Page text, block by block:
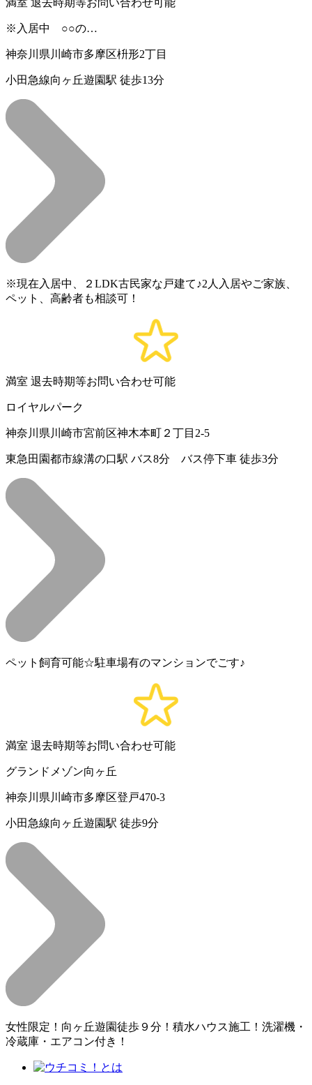
※入居中 ○○の…
神奈川県川崎市多摩区枡形2丁目
小田急線向ヶ丘遊園駅 徒歩13分
※現在入居中、２LDK古民家な戸建て♪2人入居やご家族、
ペット、高齢者も相談可！
満室 退去時期等お問い合わせ可能
ロイヤルパーク
神奈川県川崎市宮前区神木本町２丁目2-5
東急田園都市線溝の口駅 バス8分 バス停下車 徒歩3分
ペット飼育可能☆駐車場有のマンションでごす♪
満室 退去時期等お問い合わせ可能
グランドメゾン向ヶ丘
神奈川県川崎市多摩区登戸470-3
小田急線向ヶ丘遊園駅 徒歩9分
女性限定！向ヶ丘遊園徒歩９分！積水ハウス施工！洗濯機・
冷蔵庫・エアコン付き！